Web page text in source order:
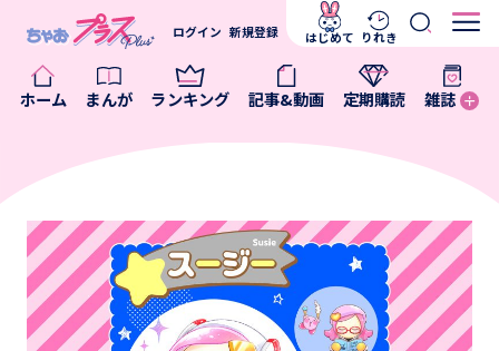
ホーム まんが ランキング 記事&動画 定期購読 雑誌
ログイン 新規登録 はじめて りれき